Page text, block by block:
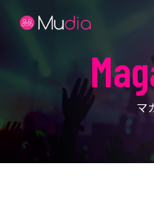
マ